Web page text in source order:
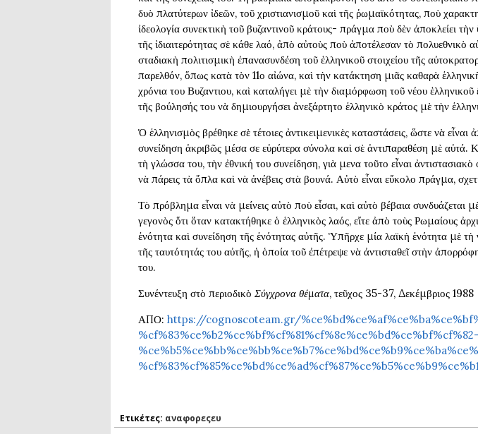
ο
ς
:
Η
ε
λ
λ
ν
ι
κ
ή
έ
ι
δυὸ πλατύτερων ἰδεῶν, τοῦ χριστιανισμοῦ καὶ τῆς ῥωμαϊκότητας, ποὺ
ἰδεολογία συνεκτικὴ τοῦ βυζαντινοῦ κράτους- πράγμα ποὺ δὲν ἀποκλείει
τῆς ἰδιαιτερότητας σὲ κάθε λαό, ἀπὸ αὐτοὺς ποὺ ἀποτέλεσαν τὸ πολυεθνικὸ
σταδιακὴ πολιτισμικὴ ἐπανασυνδέση τοῦ ἑλληνικοῦ στοιχείου τῆς
παρελθόν, ὅπως κατὰ τὸν 11ο αἰώνα, καὶ τὴν κατάκτηση μιᾶς καθαρὰ
χρόνια του Βυζαντιου, καὶ καταλήγει μὲ τὴν διαμόρφωση τοῦ νέου
τῆς βούλησής του νὰ δημιουργήσει ἀνεξάρτητο ἑλληνικὸ κράτος μὲ τὴν
Ὁ ἑλληνισμὸς βρέθηκε σὲ τέτοιες ἀντικειμενικὲς καταστάσεις, ὥστε νὰ
συνείδηση ἀκριβῶς μέσα σε εὐρύτερα σύνολα καὶ σὲ ἀντιπαραθέση μὲ αὐτά.
τὴ γλώσσα του, τὴν ἐθνική του συνείδηση, γιὰ μενα τοῦτο εἶναι
νὰ πάρεις τὰ ὅπλα καὶ νὰ ἀνέβεις στὰ βουνά. Αὐτὸ εἶναι εὔκολο πράγμα,
Τὸ πρόβλημα εἶναι νὰ μείνεις αὐτὸ ποὺ εἶσαι, καὶ αὐτὸ βέβαια συνδυάζεται
γεγονὸς ὅτι ὅταν κατακτήθηκε ὁ ἑλληνικὸς λαός, εἴτε ἀπὸ τοὺς Ρωμαίους
ἑνότητα καὶ συνείδηση τῆς ἑνότητας αὐτῆς. Ὑπῆρχε μία λαϊκὴ ἑνότητα μὲ
τῆς ταυτότητάς του αὐτῆς, ἡ ὁποία τοῦ ἐπέτρεψε νὰ ἀντισταθεῖ στὴν
του.
Συνέντευξη στὸ περιοδικὸ Σύγχρονα θέματα, τεῦχος 35-37, Δεκέμβριος 1988
ΑΠΟ: https://cognoscoteam.gr/
Ετικέτες: αναφορεςευ